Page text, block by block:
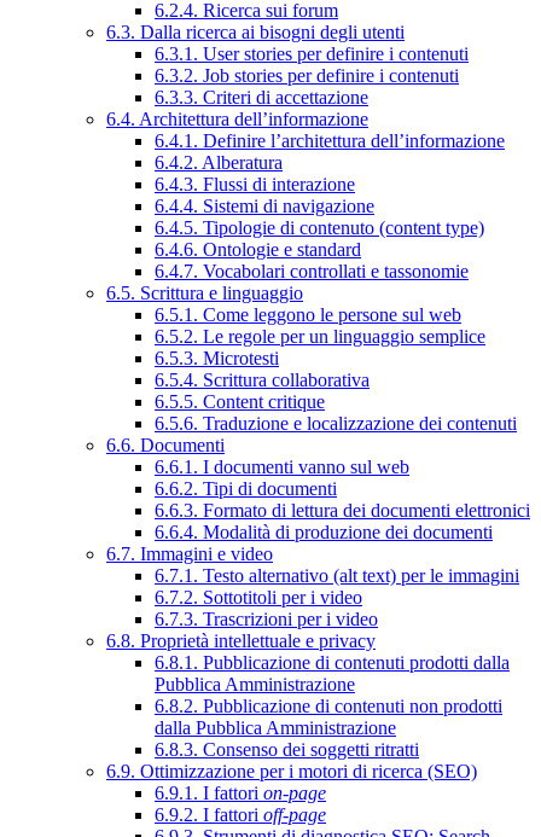
6.2.4. Ricerca sui forum
6.3. Dalla ricerca ai bisogni degli utenti
6.3.1. User stories per definire i contenuti
6.3.2. Job stories per definire i contenuti
6.3.3. Criteri di accettazione
6.4. Architettura dell’informazione
6.4.1. Definire l’architettura dell’informazione
6.4.2. Alberatura
6.4.3. Flussi di interazione
6.4.4. Sistemi di navigazione
6.4.5. Tipologie di contenuto (content type)
6.4.6. Ontologie e standard
6.4.7. Vocabolari controllati e tassonomie
6.5. Scrittura e linguaggio
6.5.1. Come leggono le persone sul web
6.5.2. Le regole per un linguaggio semplice
6.5.3. Microtesti
6.5.4. Scrittura collaborativa
6.5.5. Content critique
6.5.6. Traduzione e localizzazione dei contenuti
6.6. Documenti
6.6.1. I documenti vanno sul web
6.6.2. Tipi di documenti
6.6.3. Formato di lettura dei documenti elettronici
6.6.4. Modalità di produzione dei documenti
6.7. Immagini e video
6.7.1. Testo alternativo (alt text) per le immagini
6.7.2. Sottotitoli per i video
6.7.3. Trascrizioni per i video
6.8. Proprietà intellettuale e privacy
6.8.1. Pubblicazione di contenuti prodotti dalla
Pubblica Amministrazione
6.8.2. Pubblicazione di contenuti non prodotti
dalla Pubblica Amministrazione
6.8.3. Consenso dei soggetti ritratti
6.9. Ottimizzazione per i motori di ricerca (SEO)
6.9.1. I fattori on-page
6.9.2. I fattori off-page